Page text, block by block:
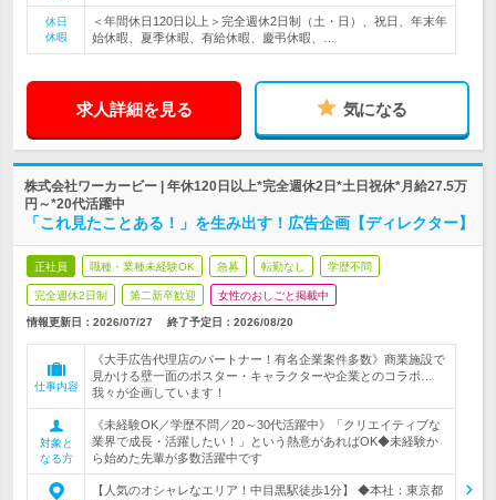
休日
休暇
＜年間休日120日以上＞完全週休2日制（土・日）、祝日、年末年
始休暇、夏季休暇、有給休暇、慶弔休暇、…
求人詳細を見る 気になる
株式会社ワーカービー | 年休120日以上*完全週休2日*土日祝休*月給27.5万
円～*20代活躍中
「これ見たことある！」を生み出す！広告企画【ディレクター】
正社員 職種・業種未経験OK 急募 転勤なし 学歴不問
完全週休2日制 第二新卒歓迎 女性のおしごと掲載中
情報更新日：2026/07/27 終了予定日： 2026/08/20
仕事内容
《大手広告代理店のパートナー！有名企業案件多数》商業施設で
見かける壁一面のポスター・キャラクターや企業とのコラボ…
我々が企画しています！
対象と
なる方
《未経験OK／学歴不問／20～30代活躍中》「クリエイティブな
業界で成長・活躍したい！」という熱意があればOK◆未経験か
ら始めた先輩が多数活躍中です
【人気のオシャレなエリア！中目黒駅徒歩1分】 ◆本社：東京都